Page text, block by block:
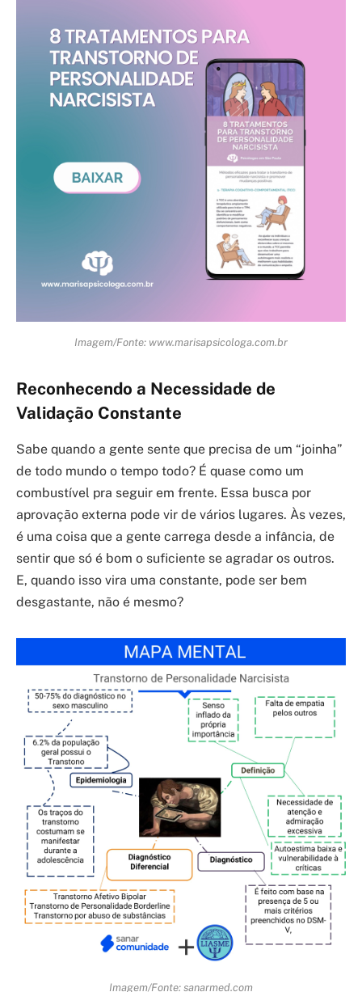
Imagem/Fonte: www.marisapsicologa.com.br
Reconhecendo a Necessidade de
Validação Constante
Sabe quando a gente sente que precisa de um “joinha”
de todo mundo o tempo todo? É quase como um
combustível pra seguir em frente. Essa busca por
aprovação externa pode vir de vários lugares. Às vezes,
é uma coisa que a gente carrega desde a infância, de
sentir que só é bom o suficiente se agradar os outros.
E, quando isso vira uma constante, pode ser bem
desgastante, não é mesmo?
Imagem/Fonte: sanarmed.com